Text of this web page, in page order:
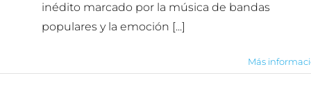
inédito marcado por la música de bandas
populares y la emoción [...]
Más